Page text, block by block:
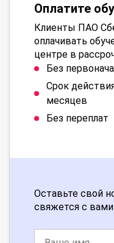
Оплатите
Клиенты ПАО
оплачивать
центре в
Без
Срок
месяцев
Без переплат
Оставьте свой
свяжется с